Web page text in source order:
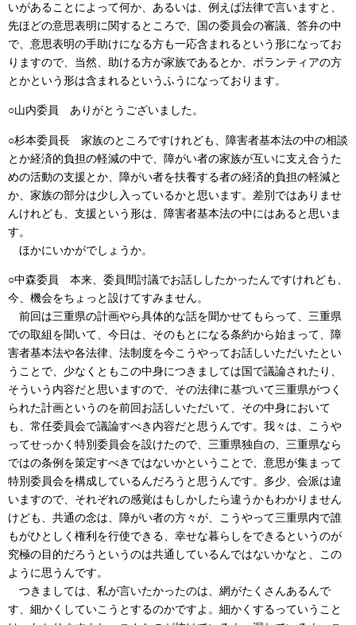
いがあることによって何か、あるいは、例えば法律で言いますと、
先ほどの意思表明に関するところで、国の委員会の審議、答弁の中
で、意思表明の手助けになる方も一応含まれるという形になってお
りますので、当然、助ける方が家族であるとか、ボランティアの方
とかという形は含まれるというふうになっております。
○山内委員 ありがとうございました。
○杉本委員長 家族のところですけれども、障害者基本法の中の相談
とか経済的負担の軽減の中で、障がい者の家族が互いに支え合うた
めの活動の支援とか、障がい者を扶養する者の経済的負担の軽減と
か、家族の部分は少し入っているかと思います。差別ではありませ
んけれども、支援という形は、障害者基本法の中にはあると思いま
す。
ほかにいかがでしょうか。
○中森委員 本来、委員間討議でお話ししたかったんですけれども、
今、機会をちょっと設けてすみません。
前回は三重県の計画やら具体的な話を聞かせてもらって、三重県
での取組を聞いて、今日は、そのもとになる条約から始まって、障
害者基本法や各法律、法制度を今こうやってお話しいただいたとい
うことで、少なくともこの中身につきましては国で議論されたり、
そういう内容だと思いますので、その法律に基づいて三重県がつく
られた計画というのを前回お話しいただいて、その中身において
も、常任委員会で議論すべき内容だと思うんです。我々は、こうや
ってせっかく特別委員会を設けたので、三重県独自の、三重県なら
ではの条例を策定すべきではないかということで、意思が集まって
特別委員会を構成しているんだろうと思うんです。多少、会派は違
いますので、それぞれの感覚はもしかしたら違うかもわかりません
けども、共通の念は、障がい者の方々が、こうやって三重県内で誰
もがひとしく権利を行使できる、幸せな暮らしをできるというのが
究極の目的だろうというのは共通しているんではないかなと、この
ように思うんです。
つきましては、私が言いたかったのは、網がたくさんあるんで
す、細かくしていこうとするのかですよ。細かくするっていうこと